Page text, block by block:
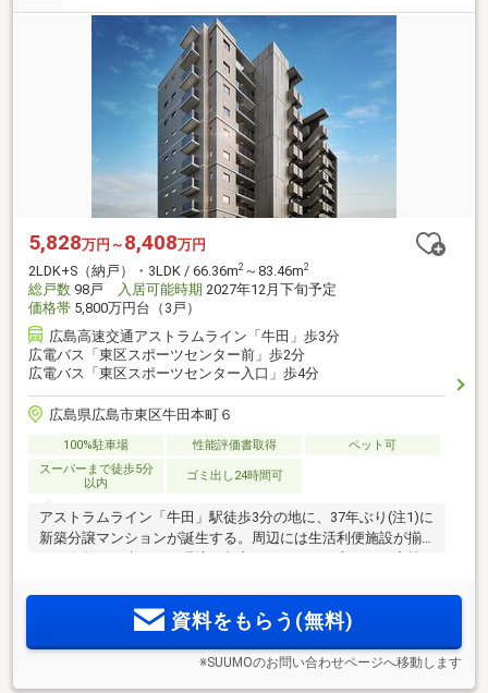
5,828万円～ 8,408万円
2LDK+S（納戸）・3LDK / 66.36m2 ～83.46m2
総戸数 98戸 入居可能時期 2027年12月下旬予定
価格帯 5,800万円台（3戸）
広島高速交通アストラムライン「牛田」歩3分
広電バス「東区スポーツセンター前」歩2分
広電バス「東区スポーツセンター入口」歩4分
広島県広島市東区牛田本町６
100%駐車場 性能評価書取得
ペット可
スーパーまで徒歩5分
以内
ゴミ出し24時間可
アストラムライン「牛田」駅徒歩3分の地に、37年ぶり(注1)に
新築分譲マンションが誕生する。周辺には生活利便施設が揃
台）中心のプランバリエーション。敷地内駐車場100％完備。
美と洗練を纏う私邸。資料をもらう(無料)
※SUUMOのお問い合わせページへ移動します